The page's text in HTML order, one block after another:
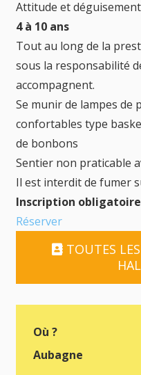
Attitude et
4 à 10 ans
Tout au long de la
sous la responsabilité
accompagnent.
Se munir de lampes de
confortables type
de bonbons
Sentier non praticable
Il est interdit de fumer
Inscription
Réserver
TOUTES
Où ?
Aubagne